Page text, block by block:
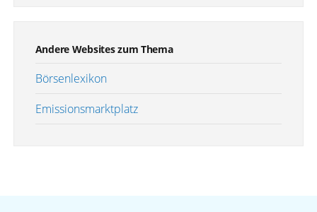
Andere Websites zum Thema
Börsenlexikon
Emissionsmarktplatz